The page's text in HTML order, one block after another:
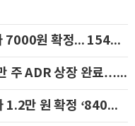
희망밴드 최상단 딜리셔스, 공모가 7000원 확정... 154억 규모 IPO 돌입
SK하이닉스, 나스닥에 1억7790만 주 ADR 상장 완료…29일 국내 추가 상장
자율주행 AI 스트라드비젼, 공모가 1.2만 원 확정 ‘840억 수혈’